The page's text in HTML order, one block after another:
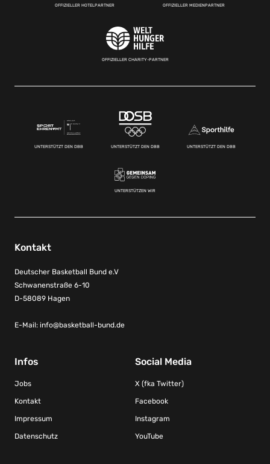
OFFIZIELLER HOTELPARTNER OFFIZIELLER MEDIENPARTNER
OFFIZIELLER CHARITY-PARTNER
UNTERSTÜTZT DEN DBB UNTERSTÜTZT DEN DBB UNTERSTÜTZT DEN DBB
UNTERSTÜTZEN WIR
Kontakt
Deutscher Basketball Bund e.V
Schwanenstraße 6-10
D-58089 Hagen
E-Mail: info@basketball-bund.de
Infos
Jobs
Kontakt
Impressum
Datenschutz
Social Media
X (fka Twitter)
Facebook
Instagram
YouTube